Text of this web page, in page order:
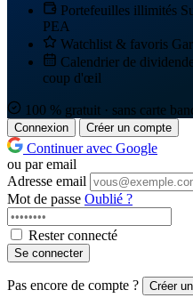
Portefeuilles illimités
PEA
Watchlist & favoris
Calendrier de
coup d'œil
100 % gratuit · sans carte
Connexion Créer un compte
Continuer avec Google
ou par email
Adresse email
Mot de passe Oublié ?
Rester connecté
Se connecter
Pas encore de compte ? Créer